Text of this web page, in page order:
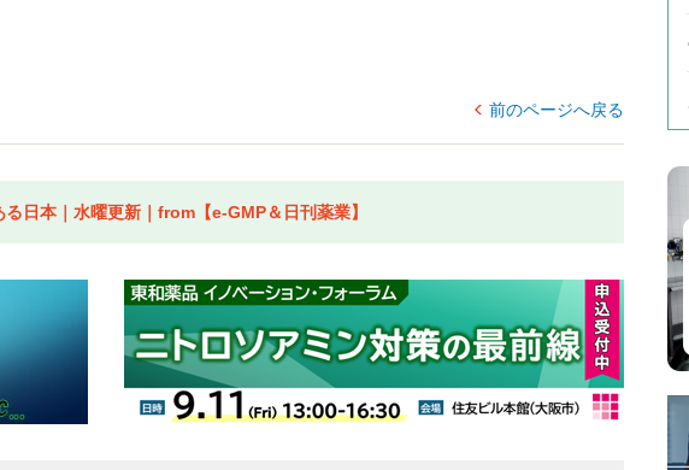
前のページへ戻る
日本｜水曜更新｜from【e-GMP＆日刊薬業】